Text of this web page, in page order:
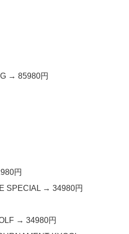
→ 85980円
円
SPECIAL → 34980円
→ 34980円